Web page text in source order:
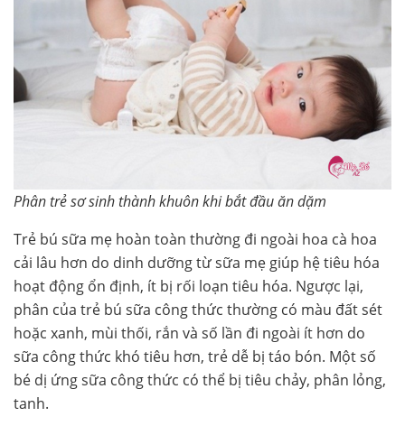
Phân trẻ sơ sinh thành khuôn khi bắt đầu ăn dặm
Trẻ bú sữa mẹ hoàn toàn thường đi ngoài hoa cà hoa
cải lâu hơn do dinh dưỡng từ sữa mẹ giúp hệ tiêu hóa
hoạt động ổn định, ít bị rối loạn tiêu hóa. Ngược lại,
phân của trẻ bú sữa công thức thường có màu đất sét
hoặc xanh, mùi thối, rắn và số lần đi ngoài ít hơn do
sữa công thức khó tiêu hơn, trẻ dễ bị táo bón. Một số
bé dị ứng sữa công thức có thể bị tiêu chảy, phân lỏng,
tanh.